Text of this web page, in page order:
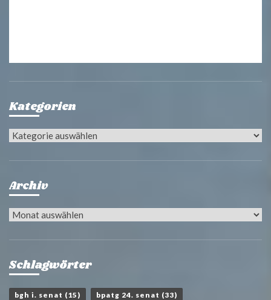
Kategorien
Kategorien
Archiv
Archiv
Schlagwörter
bgh i. senat (15) bpatg 24. senat (33)